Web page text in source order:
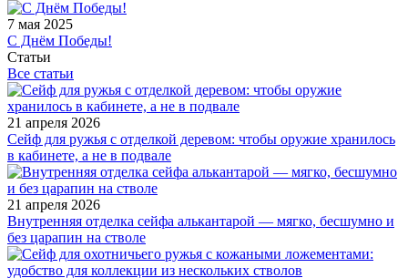
7 мая 2025
С Днём Победы!
Статьи
Все статьи
21 апреля 2026
Сейф для ружья с отделкой деревом: чтобы оружие хранилось
в кабинете, а не в подвале
21 апреля 2026
Внутренняя отделка сейфа алькантарой — мягко, бесшумно и
без царапин на стволе